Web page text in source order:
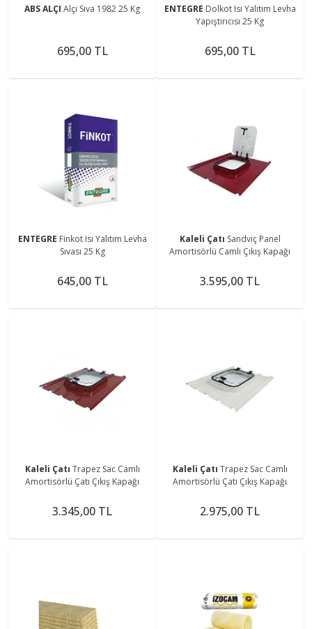
ABS ALÇI Alçı Sıva 1982 25 Kg
695,00 TL
ENTEGRE Dolkot Isı Yalıtım Levha
Yapıştırıcısı 25 Kg
695,00 TL
ENTEGRE Finkot Isı Yalıtım Levha
Sıvası 25 Kg
645,00 TL
Kaleli Çatı Sandviç Panel
Amortisörlü Camlı Çıkış Kapağı
3.595,00 TL
Kaleli Çatı Trapez Sac Camlı
Amortisörlü Çatı Çıkış Kapağı
3.345,00 TL
Kaleli Çatı Trapez Sac Camlı
Amortisörlü Çatı Çıkış Kapağı
2.975,00 TL